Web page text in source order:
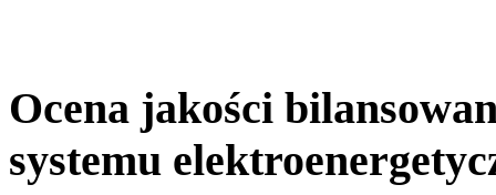
Ocena jakości
systemu